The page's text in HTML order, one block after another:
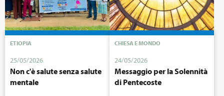
ETIOPIA
25/05/2026
Non c'è salute senza salute
mentale
CHIESA E MONDO
24/05/2026
Messaggio per la Solennità
di Pentecoste